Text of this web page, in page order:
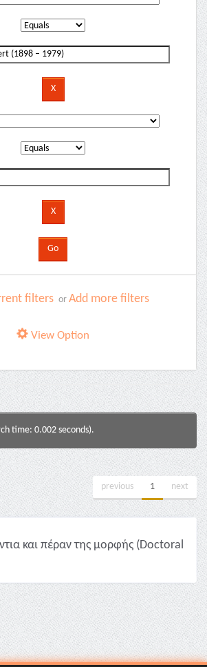
filters or Add more filters
View Option
time: 0.002 seconds).
previous 1 next
και πέραν της μορφής (Doctoral